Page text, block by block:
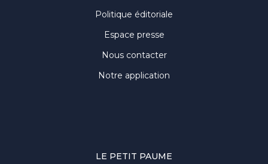
Politique éditoriale
Espace presse
Nous contacter
Notre application
LE PETIT PAUME